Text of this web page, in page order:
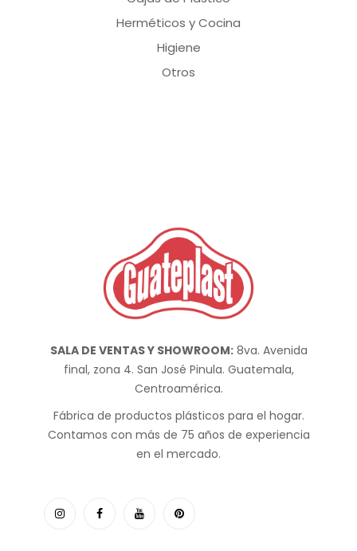
Herméticos y Cocina
Higiene
Otros
SALA DE VENTAS Y SHOWROOM:8va. Avenida
final, zona 4. San José Pinula. Guatemala,
Centroamérica.
Fábrica de productos plásticos para el hogar.
Contamos con más de 75 años de experiencia
en el mercado.